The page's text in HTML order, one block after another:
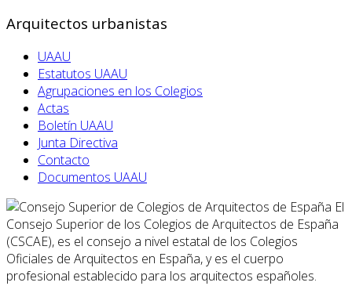
Arquitectos urbanistas
UAAU
Estatutos UAAU
Agrupaciones en los Colegios
Actas
Boletín UAAU
Junta Directiva
Contacto
Documentos UAAU
El
Consejo Superior de los Colegios de Arquitectos de España
(CSCAE), es el consejo a nivel estatal de los Colegios
Oficiales de Arquitectos en España, y es el cuerpo
profesional establecido para los arquitectos españoles.